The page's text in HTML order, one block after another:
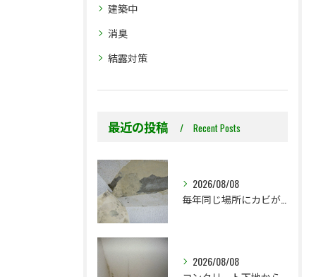
建築中
消臭
結露対策
最近の投稿 Recent Posts
2026/08/08
毎年同じ場所にカビが出る理由をご存じですか？
2026/08/08